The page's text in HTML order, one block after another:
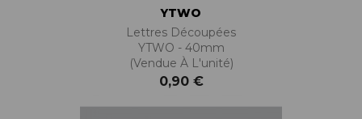
YTWO
Lettres Découpées
YTWO - 40mm
(vendue À L'unité)
0,90 €